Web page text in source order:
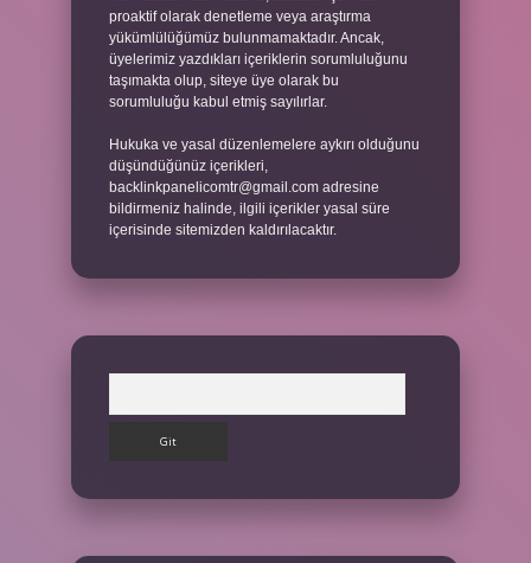
proaktif olarak denetleme veya araştırma
yükümlülüğümüz bulunmamaktadır. Ancak,
üyelerimiz yazdıkları içeriklerin sorumluluğunu
taşımakta olup, siteye üye olarak bu
sorumluluğu kabul etmiş sayılırlar.
Hukuka ve yasal düzenlemelere aykırı olduğunu
düşündüğünüz içerikleri,
backlinkpanelicomtr@gmail.com adresine
bildirmeniz halinde, ilgili içerikler yasal süre
içerisinde sitemizden kaldırılacaktır.